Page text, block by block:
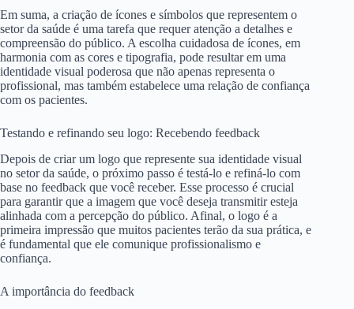
Em suma, a criação de ícones e símbolos que representem o
setor da saúde é uma tarefa que requer atenção a detalhes e
compreensão do público. A escolha cuidadosa de ícones, em
harmonia com as cores e tipografia, pode resultar em uma
identidade visual poderosa que não apenas representa o
profissional, mas também estabelece uma relação de confiança
com os pacientes.
Testando e refinando seu logo: Recebendo feedback
Depois de criar um logo que represente sua identidade visual
no setor da saúde, o próximo passo é testá-lo e refiná-lo com
base no feedback que você receber. Esse processo é crucial
para garantir que a imagem que você deseja transmitir esteja
alinhada com a percepção do público. Afinal, o logo é a
primeira impressão que muitos pacientes terão da sua prática, e
é fundamental que ele comunique profissionalismo e
confiança.
A importância do feedback